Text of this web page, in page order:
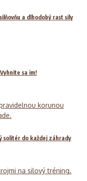
a dlhodobý rast sily
sa im!
solitér do každej záhrady